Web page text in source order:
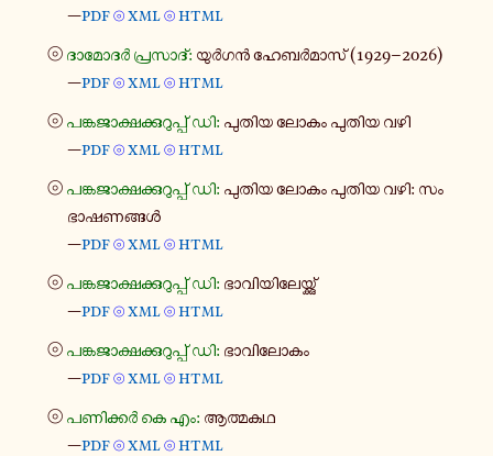
—pdf ⦾ xml ⦾ html
⦾ ദാ​മോ​ദർ പ്ര​സാ​ദ്: യുർഗൻ ഹേ​ബർ​മാ​സ് (1929–2026)
—pdf ⦾ xml ⦾ html
⦾ പങ്ക​ജാ​ക്ഷ​ക്കു​റു​പ്പ് ഡി: പുതിയ ലോകം പുതിയ വഴി
—pdf ⦾ xml ⦾ html
⦾ പങ്ക​ജാ​ക്ഷ​ക്കു​റു​പ്പ് ഡി: പുതിയ ലോകം പുതിയ വഴി: സം​
ഭാ​ഷ​ണ​ങ്ങൾ
—pdf ⦾ xml ⦾ html
⦾ പങ്ക​ജാ​ക്ഷ​ക്കു​റു​പ്പ് ഡി: ഭാ​വി​യി​ലേ​യ്ക്കു്
—pdf ⦾ xml ⦾ html
⦾ പങ്ക​ജാ​ക്ഷ​ക്കു​റു​പ്പ് ഡി: ഭാ​വി​ലോ​കം
—pdf ⦾ xml ⦾ html
⦾ പണി​ക്കർ കെ എം: ആത്മ​കഥ
—pdf ⦾ xml ⦾ html